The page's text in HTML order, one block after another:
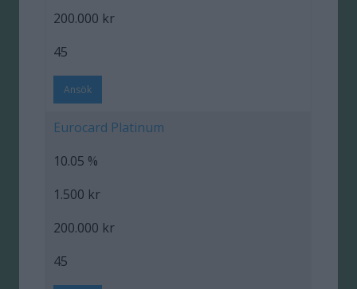
200.000 kr
45
Ansök
Eurocard Platinum
10.05 %
1.500 kr
200.000 kr
45